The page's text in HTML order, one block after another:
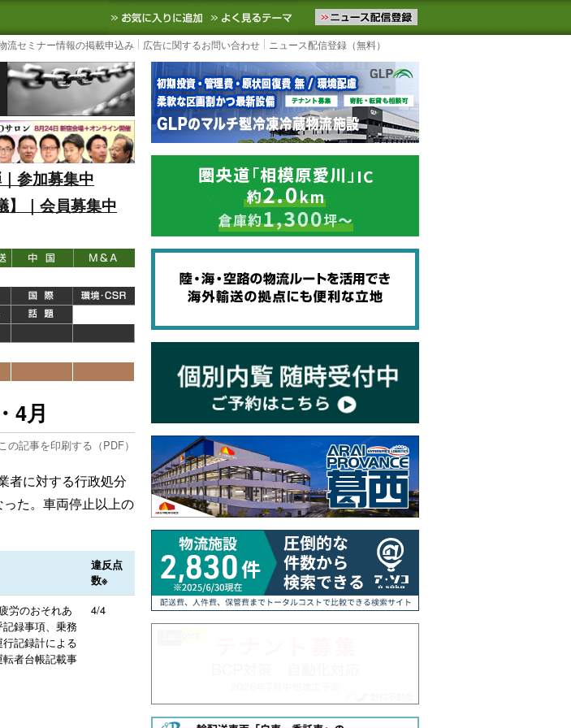
スサイト
SCMなど国内外の最新の物流ニュースをお届けします。物流ニュースメール配信を登録す
お気に入りに追加 よく見るテーマ
流セミナー情報の掲載申込み 広告に関するお問い合わせ ニュース配信登録（無料）
参加募集中
】｜会員募集中
4月
の記事を印刷する（PDF）
者に対する行政処分
た。車両停止以上の
違反点
数※
労のおそれあ
録事項、乗務
記録計による
者台帳記載事
4/4